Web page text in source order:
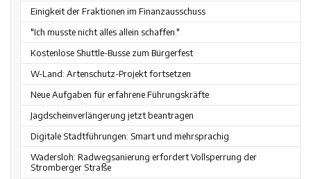
Einigkeit der Fraktionen im Finanzausschuss
"Ich musste nicht alles allein schaffen."
Kostenlose Shuttle-Busse zum Bürgerfest
W-Land: Artenschutz-Projekt fortsetzen
Neue Aufgaben für erfahrene Führungskräfte
Jagdscheinverlängerung jetzt beantragen
Digitale Stadtführungen: Smart und mehrsprachig
Wadersloh: Radwegsanierung erfordert Vollsperrung der
Stromberger Straße